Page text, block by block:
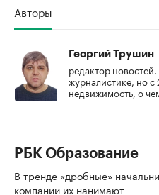
Авторы
Георгий Трушин
редактор
журналистике, но с
недвижимость, о
РБК Образование
В тренде «дробные»
компании их нанимают